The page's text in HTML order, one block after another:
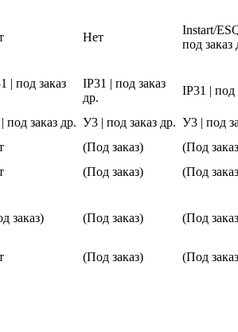
Нет
Instart/
под заказ
| под заказ
IP31 | под заказ
др.
IP31 | под
под заказ др. У3 | под заказ др. У3 | под
(Под заказ)
(Под
(Под заказ)
(Под
заказ) (Под заказ) (Под
(Под заказ) (Под